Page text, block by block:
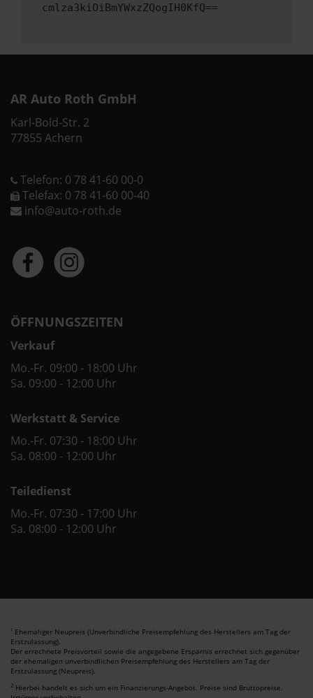
cmlza3kiOiBmYWxzZQogIH0KfQ==
AR Auto Roth GmbH
Karl-Bold-Str. 2
77855 Achern
Telefon: 0 78 41-60 00-0
Telefax: 0 78 41-60 00-40
info@auto-roth.de
ÖFFNUNGSZEITEN
Verkauf
Mo.-Fr. 09:00 - 18:00 Uhr
Sa. 09:00 - 12:00 Uhr
Werkstatt & Service
Mo.-Fr. 07:30 - 18:00 Uhr
Sa. 08:00 - 12:00 Uhr
Teiledienst
Mo.-Fr. 07:30 - 17:00 Uhr
Sa. 08:00 - 12:00 Uhr
1 Ehemaliger Neupreis (Unverbindliche Preisempfehlung des Herstellers am Tag der
Erstzulassung).
Der errechnete Preisvorteil sowie die angegebene Ersparnis errechnet sich gegenüber
der ehemaligen unverbindlichen Preisempfehlung des Herstellers am Tag der
Erstzulassung (Neupreis).
2 Hierbei handelt es sich um ein Finanzierungs-Angebot. Preise sind Bruttopreise.